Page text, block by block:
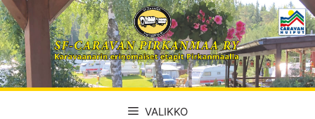
Siirry
sisältöön
VALIKKO